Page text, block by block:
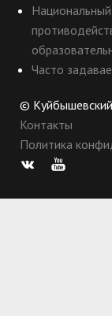
Часто
©
Контакты
Политика